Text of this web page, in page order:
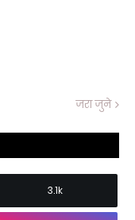
जरा जुने
3.1k